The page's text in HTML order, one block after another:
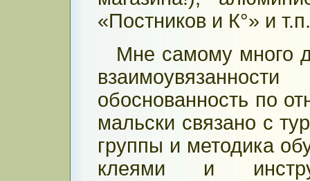
«Постников и К°» и
Мне самому много
обоснованность по
мальски связано с
группы и методика
клеями и